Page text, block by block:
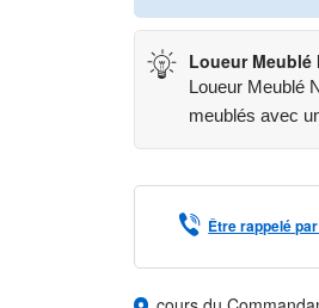
Loueur Meublé
Loueur Meublé
meublés avec
Être rappelé